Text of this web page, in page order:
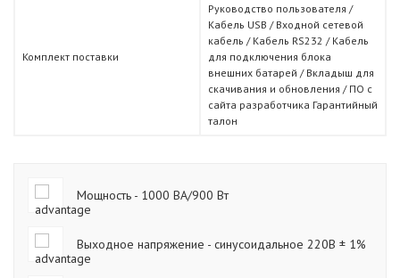
Комплект поставки
Руководство пользователя /
Кабель USB / Входной сетевой
кабель / Кабель RS232 / Кабель
для подключения блока
внешних батарей / Вкладыш для
скачивания и обновления / ПО с
сайта разработчика Гарантийный
талон
Мощность - 1000 ВА/900 Вт
Выходное напряжение - синусоидальное 220В ± 1%